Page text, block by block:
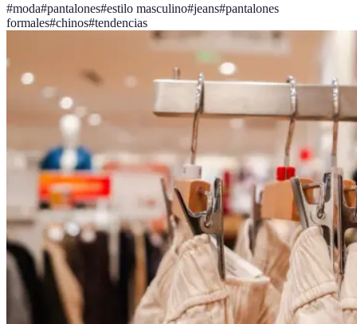
#moda#pantalones#estilo masculino#jeans#pantalones
formales#chinos#tendencias